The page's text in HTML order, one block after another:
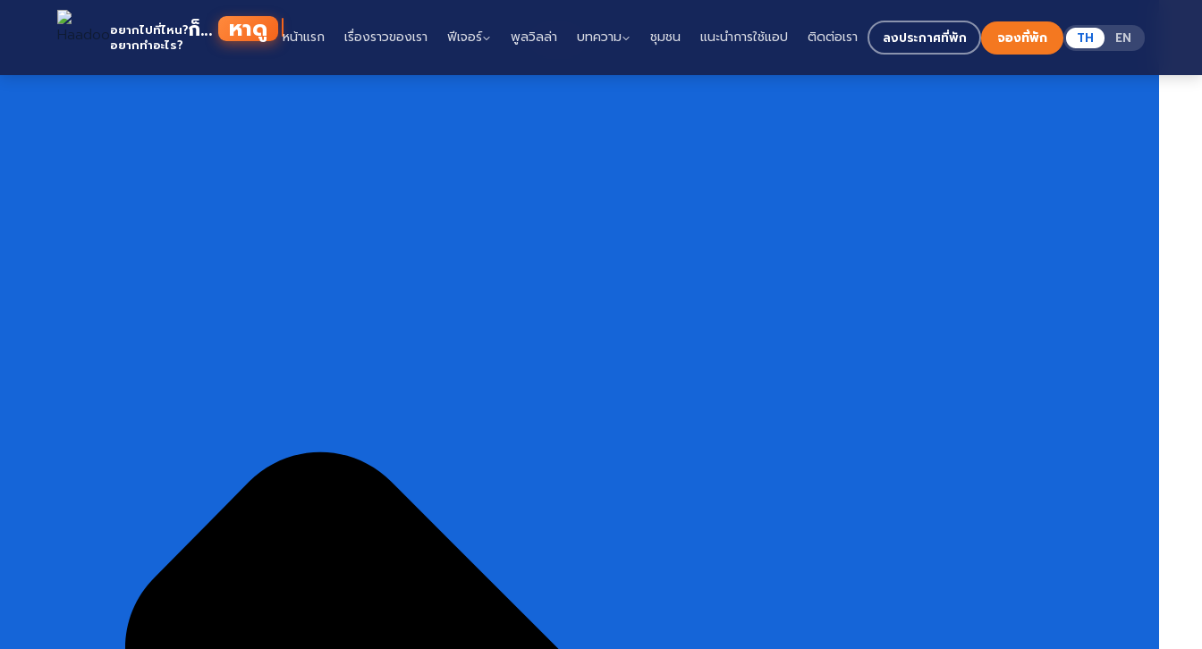
อยากไปที่ไหน?
อยากทำอะไร?
ก็... H หน้าแรก เรื่องราวของเรา ฟีเจอร์ พูลวิลล่า บทความ ชุมชน แนะนำการใช้แอป ติดต่อเรา ลงประกาศที่พัก จองที่พัก TH EN
Home